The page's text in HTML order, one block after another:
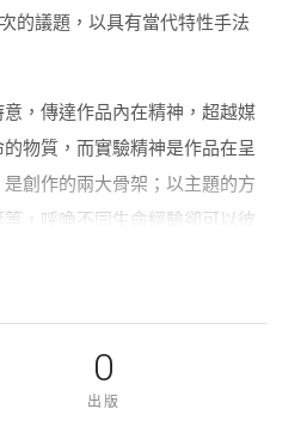
的議題，以具有當代特性手法
，傳達作品內在精神，超越媒
物質，而實驗精神是作品在呈
創作的兩大骨架；以主題的方
，呼喚不同生命經驗卻可以彼
視覺裝置，藉由機械裝置的造
0
出版